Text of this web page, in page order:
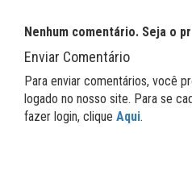
Nenhum comentário. Seja o
Enviar Comentário
Para enviar comentários, você
logado no nosso site. Para se
fazer login, clique Aqui.